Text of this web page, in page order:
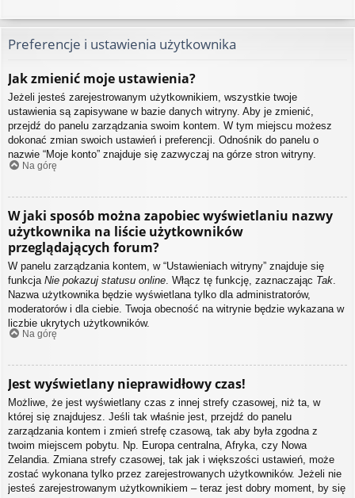
Preferencje i ustawienia użytkownika
Jak zmienić moje ustawienia?
Jeżeli jesteś zarejestrowanym użytkownikiem, wszystkie twoje
ustawienia są zapisywane w bazie danych witryny. Aby je zmienić,
przejdź do panelu zarządzania swoim kontem. W tym miejscu możesz
dokonać zmian swoich ustawień i preferencji. Odnośnik do panelu o
nazwie “Moje konto” znajduje się zazwyczaj na górze stron witryny.
Na górę
W jaki sposób można zapobiec wyświetlaniu nazwy
użytkownika na liście użytkowników
przeglądających forum?
W panelu zarządzania kontem, w “Ustawieniach witryny” znajduje się
funkcja Nie pokazuj statusu online . Włącz tę funkcję, zaznaczając Tak
Nazwa użytkownika będzie wyświetlana tylko dla administratorów,
moderatorów i dla ciebie. Twoja obecność na witrynie będzie wykazana w
liczbie ukrytych użytkowników.
Na górę
Jest wyświetlany nieprawidłowy czas!
Możliwe, że jest wyświetlany czas z innej strefy czasowej, niż ta, w
której się znajdujesz. Jeśli tak właśnie jest, przejdź do panelu
zarządzania kontem i zmień strefę czasową, tak aby była zgodna z
twoim miejscem pobytu. Np. Europa centralna, Afryka, czy Nowa
Zelandia. Zmiana strefy czasowej, tak jak i większości ustawień, może
zostać wykonana tylko przez zarejestrowanych użytkowników. Jeżeli nie
jesteś zarejestrowanym użytkownikiem – teraz jest dobry moment, by się